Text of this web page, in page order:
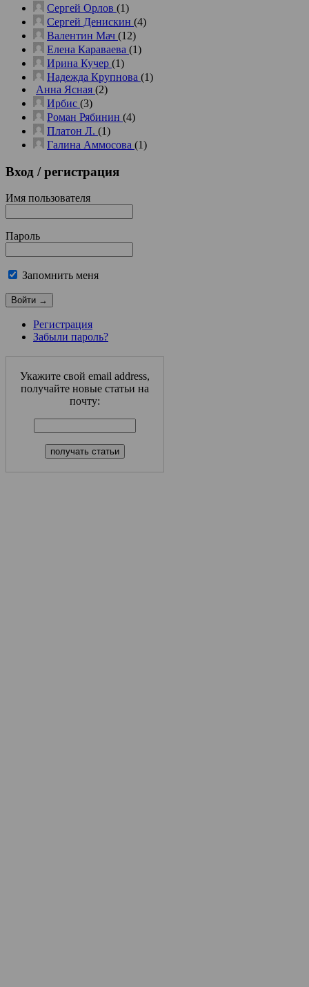
Сергей Орлов (1)
Сергей Денискин (4)
Валентин Мач (12)
Елена Караваева (1)
Ирина Кучер (1)
Надежда Крупнова (1)
Анна Ясная (2)
Ирбис (3)
Роман Рябинин (4)
Платон Л. (1)
Галина Аммосова (1)
Вход / регистрация
Имя пользователя
Пароль
Запомнить меня
Регистрация
Забыли пароль?
Укажите свой email address,
получайте новые статьи на
почту: